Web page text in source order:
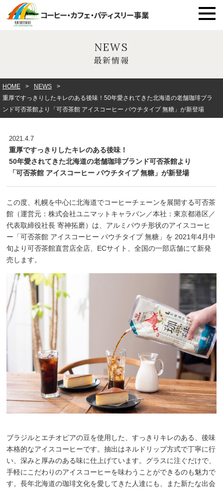
NEWS
最新情報
HOME
NEWS
重厚ですっきりしたキレのある後味！50年愛されてきた北海道の老舗珈琲ブラ
ンド可否茶館より「可否茶館 アイスコーヒー パウチタイプ 無糖」が新登場
2021.4.7
重厚ですっきりしたキレのある後味！
50年愛されてきた北海道の老舗珈琲ブランド可否茶館より
「可否茶館 アイスコーヒー パウチタイプ 無糖」が新登場
この度、札幌を中心に北海道でコーヒーチェーンを展開する可否茶
館（運営元：株式会社ユニマットキャラバン／本社：東京都港区／
代表取締役社長 寄神拓磨）は、アルミパウチ形状のアイスコーヒ
ー「可否茶館 アイスコーヒー パウチタイプ 無糖」を 2021年4月中
旬より可否茶館直営店全店、ECサイト、全国の一部店舗にて新発
売します。
ブラジルとエチオピアの豆を使用した、すっきりキレのある、後味
本格的なアイスコーヒーです。抽出はネルドリップ方式で丁寧に行
い、深みと厚みのある味に仕上げています。グラスに注ぐだけで、
手軽にこだわりのアイスコーヒーを味わうことができるのも魅力で
す。長年北海道の珈琲文化を愛してきた人達にも、また新たな出会